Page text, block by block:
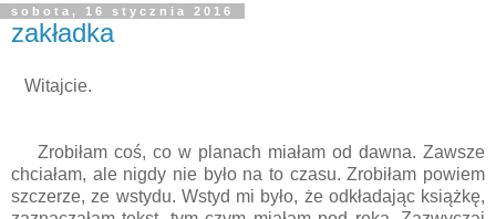
sobota, 16 stycznia 2016
zakładka
Witajcie.
Zrobiłam coś, co w planach miałam od dawna. Zawsze
chciałam, ale nigdy nie było na to czasu. Zrobiłam powiem
szczerze, ze wstydu. Wstyd mi było, że odkładając książkę,